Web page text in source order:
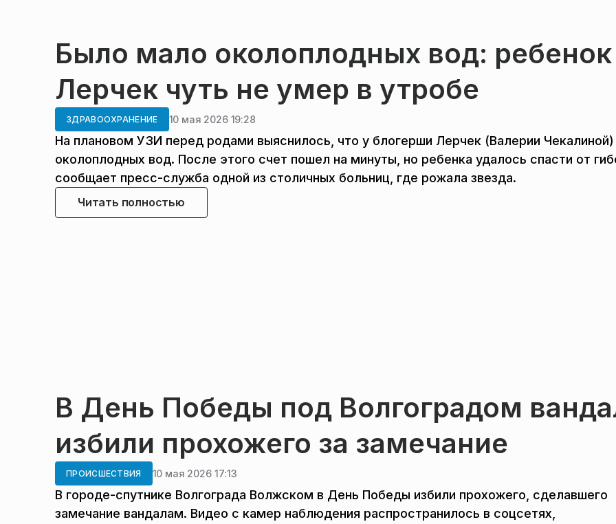
Было мало околоплодных вод: ребенок
Лерчек чуть не умер в утробе
ЗДРАВООХРАНЕНИЕ 10 мая 2026 19:28
На плановом УЗИ перед родами выяснилось, что у блогерши Лерчек (Валерии
околоплодных вод. После этого счет пошел на минуты, но ребенка удалось спасти от
сообщает пресс-служба одной из столичных больниц, где рожала звезда.
Читать полностью
В День Победы под Волгоградом
избили прохожего за замечание
ПРОИСШЕСТВИЯ 10 мая 2026 17:13
В городе-спутнике Волгограда Волжском в День Победы избили прохожего, сделавшего
замечание вандалам. Видео с камер наблюдения распространилось в соцсетях,